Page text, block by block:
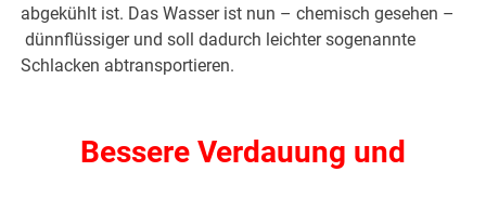
abgekühlt ist. Das Wasser ist nun – chemisch gesehen –
dünnflüssiger und soll dadurch leichter sogenannte
Schlacken abtransportieren.
Bessere Verdauung und